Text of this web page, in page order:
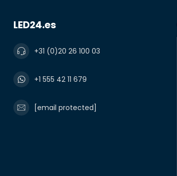
LED24.es
+31 (0)20 26 100 03
+1 555 42 11 679
[email protected]